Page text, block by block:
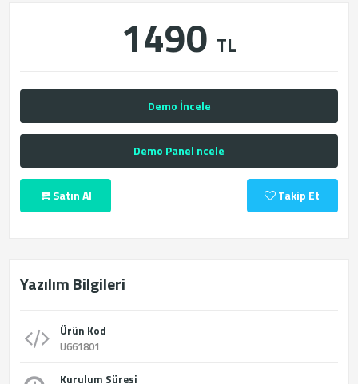
1490 TL
Demo İncele
Demo Panel ncele
Satın Al Takip Et
Yazılım Bilgileri
Ürün Kod
U661801
Kurulum Süresi